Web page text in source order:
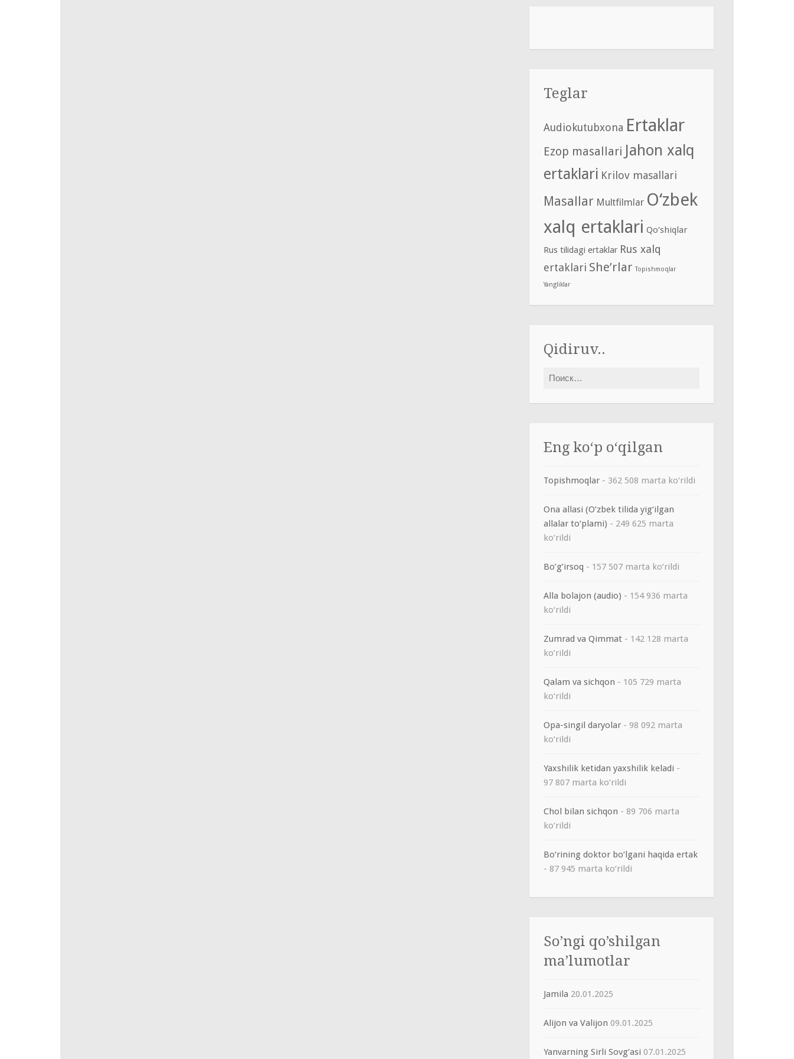
Teglar
Audiokutubxona Ertaklar
Ezop masallari Jahon xalq
ertaklari Krilov masallari
Masallar Multfilmlar O‘zbek
xalq ertaklari Qo‘shiqlar
Rus tilidagi ertaklar Rus xalq
ertaklari She’rlar Topishmoqlar
Yangliklar
Qidiruv..
Найти:
Eng ko‘p o‘qilgan
Topishmoqlar - 362 508 marta ko‘rildi
Ona allasi (O‘zbek tilida yig‘ilgan
allalar to‘plami) - 249 625 marta
ko‘rildi
Bo’g’irsoq - 157 507 marta ko‘rildi
Alla bolajon (audio) - 154 936 marta
ko‘rildi
Zumrad va Qimmat - 142 128 marta
ko‘rildi
Qalam va sichqon - 105 729 marta
ko‘rildi
Opa-singil daryolar - 98 092 marta
ko‘rildi
Yaxshilik ketidan yaxshilik keladi -
97 807 marta ko‘rildi
Chol bilan sichqon - 89 706 marta
ko‘rildi
Bo‘rining doktor bo‘lgani haqida ertak
- 87 945 marta ko‘rildi
So’ngi qo’shilgan
ma’lumotlar
Jamila 20.01.2025
Alijon va Valijon 09.01.2025
Yanvarning Sirli Sovg‘asi 07.01.2025